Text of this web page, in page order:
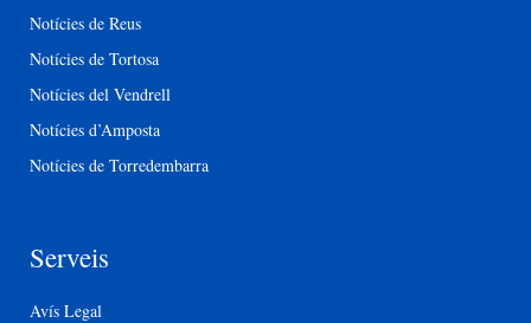
Notícies de Reus
Notícies de Tortosa
Notícies del Vendrell
Notícies d’Amposta
Notícies de Torredembarra
Serveis
Avís Legal